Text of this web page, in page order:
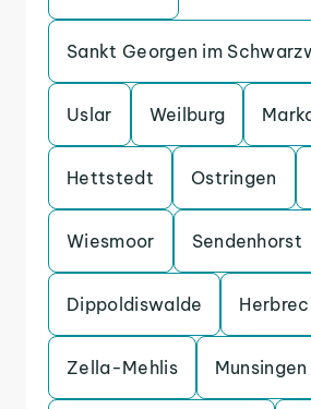
Sankt Georgen im
Uslar Weilburg
Hettstedt Ostringen
Wiesmoor Sendenhorst
Dippoldiswalde
Zella-Mehlis Munsingen